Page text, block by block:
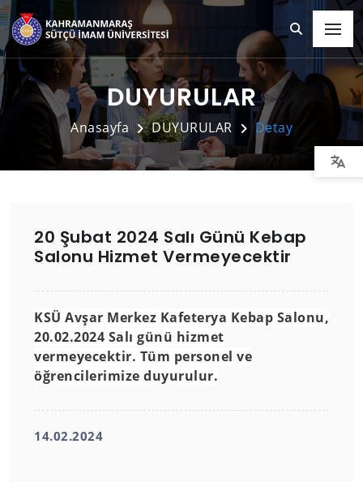
DUYURULAR
Anasayfa DUYURULAR Detay
20 Şubat 2024 Salı Günü Kebap
Salonu Hizmet Vermeyecektir
KSÜ Avşar Merkez Kafeterya Kebap Salonu,
20.02.2024 Salı günü hizmet
vermeyecektir. Tüm personel ve
öğrencilerimize duyurulur.
14.02.2024